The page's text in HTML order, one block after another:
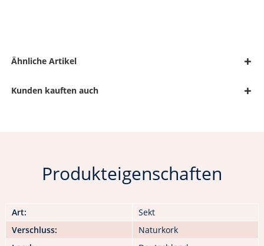
Ähnliche Artikel
Kunden kauften auch
Produkteigenschaften
Art:
Sekt
Verschluss:
Naturkork